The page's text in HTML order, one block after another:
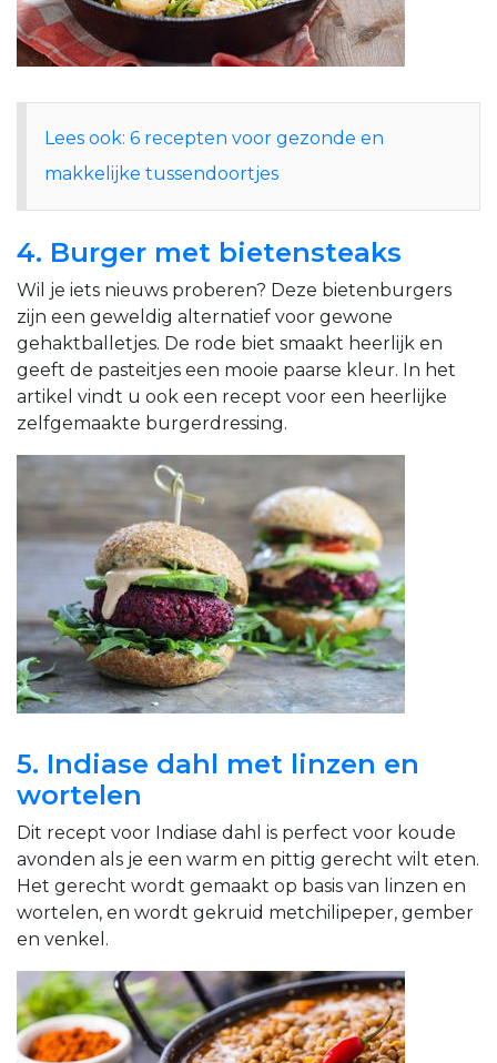
Lees ook: 6 recepten voor gezonde en
makkelijke tussendoortjes
4. Burger met bietensteaks
Wil je iets nieuws proberen? Deze bietenburgers
zijn een geweldig alternatief voor gewone
gehaktballetjes. De rode biet smaakt heerlijk en
geeft de pasteitjes een mooie paarse kleur. In het
artikel vindt u ook een recept voor een heerlijke
zelfgemaakte burgerdressing.
5. Indiase dahl met linzen en
wortelen
Dit recept voor Indiase dahl is perfect voor koude
avonden als je een warm en pittig gerecht wilt eten.
Het gerecht wordt gemaakt op basis van linzen en
wortelen, en wordt gekruid metchilipeper, gember
en venkel.